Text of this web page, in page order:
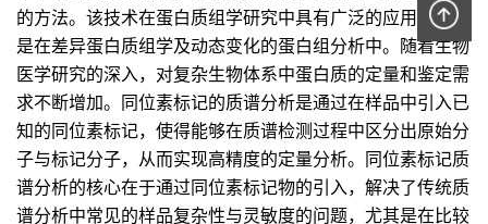
的方法。该技术在蛋白质组学研究中具有广泛的应用，尤其
是在差异蛋白质组学及动态变化的蛋白组分析中。随着生物
医学研究的深入，对复杂生物体系中蛋白质的定量和鉴定需
求不断增加。同位素标记的质谱分析是通过在样品中引入已
知的同位素标记，使得能够在质谱检测过程中区分出原始分
子与标记分子，从而实现高精度的定量分析。同位素标记质
谱分析的核心在于通过同位素标记物的引入，解决了传统质
谱分析中常见的样品复杂性与灵敏度的问题，尤其是在比较